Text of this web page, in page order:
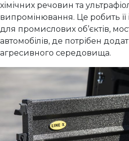
хімічних речовин та
випромінювання. Це робить
для промислових об’єктів,
автомобілів, де потрібен
агресивного середовища.